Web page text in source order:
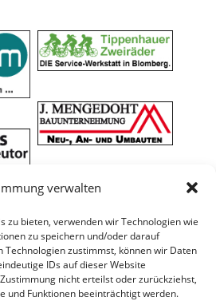
verwalten
zu bieten, verwenden wir Technologien wie
zu speichern und/oder darauf
Technologien zustimmst, können wir Daten
IDs auf dieser Website
nicht erteilst oder zurückziehst,
und Funktionen beeinträchtigt werden.